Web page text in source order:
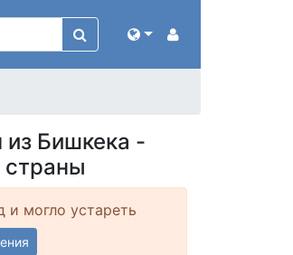
из Бишкека -
и могло устареть